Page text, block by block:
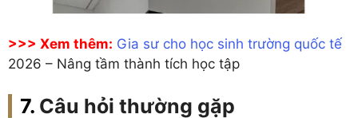
>>> Xem thêm: Gia sư cho học sinh trường quốc tế
2026 – Nâng tầm thành tích học tập
Câu hỏi thường gặp